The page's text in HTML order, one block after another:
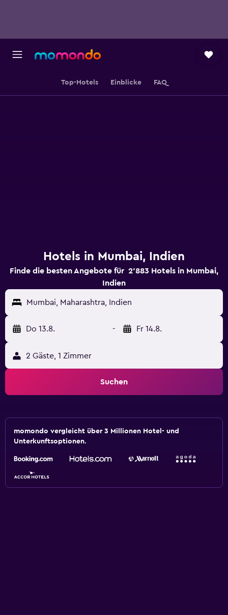
Top-Hotels Einblicke FAQ
Hotels in Mumbai, Indien
Finde die besten Angebote für 2’883 Hotels in Mumbai,
Indien
Mumbai, Maharashtra, Indien
Do 13.8. - Fr 14.8.
2 Gäste, 1 Zimmer
Suchen
momondo vergleicht über 3 Millionen Hotel- und
Unterkunftsoptionen.